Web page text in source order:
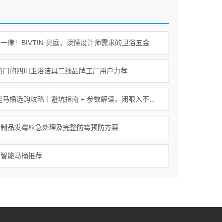
律！BIVTIN 贝庭，读懂设计师需求的卫浴五金
门的四川卫浴洁具二线品牌工厂用户力荐
品发霉应急处理及完整防霉预防方案
能马桶推荐